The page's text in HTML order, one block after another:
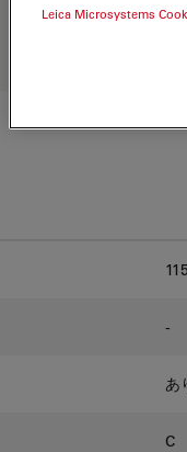
-
あ
C
Leica Microsystems